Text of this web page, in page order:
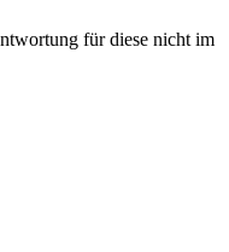
für diese nicht im